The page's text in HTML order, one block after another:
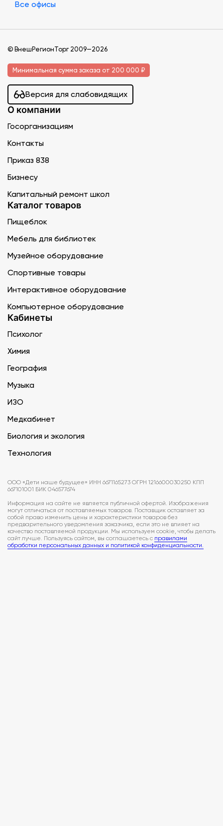
Все офисы
© ВнешРегионТорг 2009—2026
Минимальная сумма заказа от 200 000 ₽
Версия для слабовидящих
О компании
Госорганизациям
Контакты
Приказ 838
Бизнесу
Капитальный ремонт школ
Каталог товаров
Пищеблок
Мебель для библиотек
Музейное оборудование
Спортивные товары
Интерактивное оборудование
Компьютерное оборудование
Кабинеты
Психолог
Химия
География
Музыка
ИЗО
Медкабинет
Биология и экология
Технология
ООО «Дети наше будущее» ИНН 6671165273 ОГРН 1216600030250 КПП
667101001 БИК 046577674
Информация на сайте не является публичной офертой. Изображения
могут отличаться от поставляемых товаров. Поставщик оставляет за
собой право изменить цены и характеристики товаров без
предварительного уведомления заказчика, если это не влияет на
качество поставляемой продукции. Мы используем cookie, чтобы делать
сайт лучше. Пользуясь сайтом, вы соглашаетесь с правилами
обработки персональных данных и политикой конфиденциальности.